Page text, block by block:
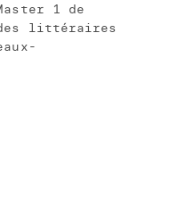
1 de
littéraires